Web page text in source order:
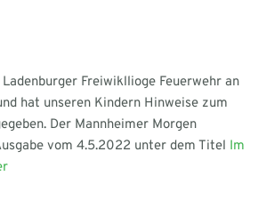
Freiwikllioge Feuerwehr an
hat unseren Kindern Hinweise zum
Der Mannheimer Morgen
vom 4.5.2022 unter dem Titel Im